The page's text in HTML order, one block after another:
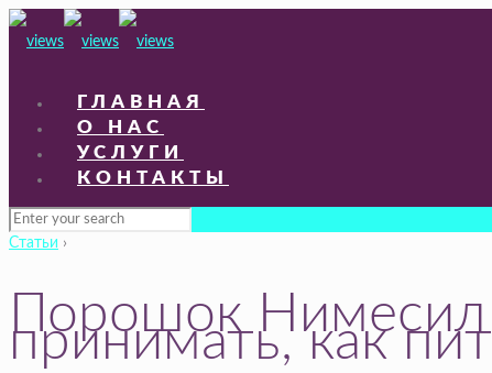
ГЛАВНАЯ
О НАС
УСЛУГИ
КОНТАКТЫ
Статьи ›
Порошок Нимесил
принимать, как